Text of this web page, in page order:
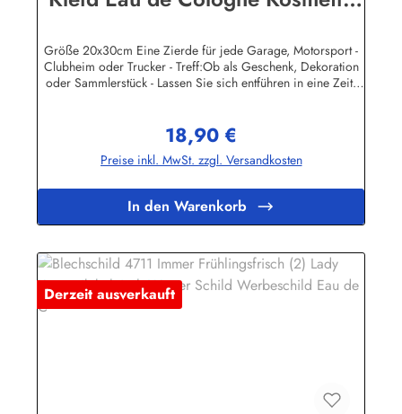
Werbesch
Größe 20x30cm Eine Zierde für jede Garage, Motorsport -
Clubheim oder Trucker - Treff:Ob als Geschenk, Dekoration
oder Sammlerstück - Lassen Sie sich entführen in eine Zeit,
Ihren Freunden eine dekorative Erinnerung an die gute alte
Zeit!Unsere Blechschilder sind in Super-Qualität aus
hochwertigem Metall (Stahlblech) gefertigt. Die Oberflächen
garantiert.Wir verkaufen nur original lizensierte
Werbeschilder. Herstellerinformationen:Heart of Ireland
Plakat-Industrie BPPM GmbHPorschestr. 921423 Winsen
Regulärer Preis:
18,90 €
Preise inkl. MwSt. zzgl. Versandkosten
In den Warenkorb
Derzeit ausverkauft